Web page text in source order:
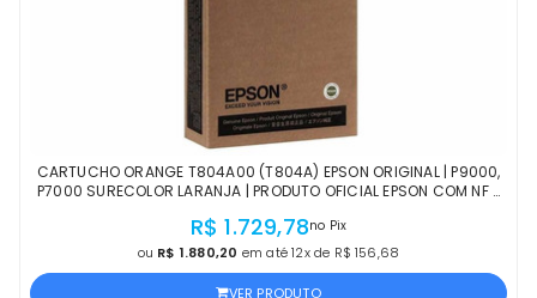
CARTUCHO ORANGE T804A00 (T804A) EPSON ORIGINAL | P9000,
P7000 SURECOLOR LARANJA | PRODUTO OFICIAL EPSON COM NF E
R$ 1.729,78no Pix
ou R$ 1.880,20 em até 12x de R$ 156,68
VER PRODUTO